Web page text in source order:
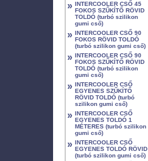
» INTERCOOLER CSŐ 45
FOKOS SZŰKÍTŐ RÖVID
TOLDÓ (turbó szilikon
gumi cső)
» INTERCOOLER CSŐ 90
FOKOS RÖVID TOLDÓ
(turbó szilikon gumi cső)
» INTERCOOLER CSŐ 90
FOKOS SZŰKÍTŐ RÖVID
TOLDÓ (turbó szilikon
gumi cső)
» INTERCOOLER CSŐ
EGYENES SZŰKÍTŐ
RÖVID TOLDÓ (turbó
szilikon gumi cső)
» INTERCOOLER CSŐ
EGYENES TOLDÓ 1
MÉTERES (turbó szilikon
gumi cső)
» INTERCOOLER CSŐ
EGYENES TOLDÓ RÖVID
(turbó szilikon gumi cső)